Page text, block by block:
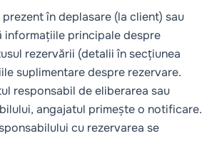
în deplasare (la client) sau
informațiile principale despre
rezervării (detalii în secțiunea
suplimentare despre rezervare.
responsabil de eliberarea sau
angajatul primește o notificare.
cu rezervarea se